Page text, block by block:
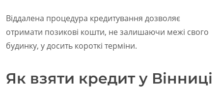
Віддалена процедура кредитування дозволяє
отримати позикові кошти, не залишаючи межі свого
будинку, у досить короткі терміни.
Як взяти кредит у Вінниці